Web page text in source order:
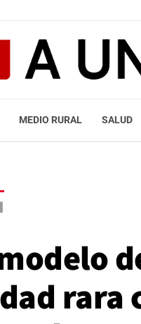
MEDIO RURAL SALUD
rara